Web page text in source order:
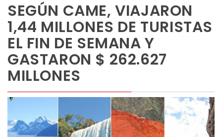
SEGÚN CAME, VIAJARON
1,44 MILLONES DE TURISTAS
EL FIN DE SEMANA Y
GASTARON $ 262.627
MILLONES